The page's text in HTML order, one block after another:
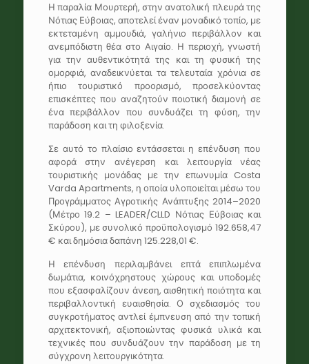
Η παραλία Μουρτερή, στην ανατολική πλευρά της
Νότιας Εύβοιας, αποτελεί έναν μοναδικό τοπίο, με
εκτεταμένη αμμουδιά, γαλήνιο περιβάλλον και
ανεμπόδιστη θέα στο Αιγαίο. Η περιοχή, γνωστή
για την αυθεντικότητά της και τη φυσική της
ομορφιά, αναδεικνύεται τα τελευταία χρόνια σε
ήπιο τουριστικό προορισμό, προσελκύοντας
επισκέπτες που αναζητούν ποιοτική διαμονή σε
ένα περιβάλλον που συνδυάζει τη φύση, την
παράδοση και τη φιλοξενία.
Σε αυτό το πλαίσιο εντάσσεται η επένδυση που
αφορά στην ανέγερση και λειτουργία νέας
τουριστικής μονάδας με την επωνυμία Costa
Varda Apartments, η οποία υλοποιείται μέσω του
Προγράμματος Αγροτικής Ανάπτυξης 2014–2020
(Μέτρο 19.2 – LEADER/CLLD Νότιας Εύβοιας και
Σκύρου), με συνολικό προϋπολογισμό 192.658,47
€ και δημόσια δαπάνη 125.228,01 €.
Η επένδυση περιλαμβάνει επτά επιπλωμένα
δωμάτια, κοινόχρηστους χώρους και υποδομές
που εξασφαλίζουν άνεση, αισθητική ποιότητα και
περιβαλλοντική ευαισθησία. Ο σχεδιασμός του
συγκροτήματος αντλεί έμπνευση από την τοπική
αρχιτεκτονική, αξιοποιώντας φυσικά υλικά και
τεχνικές που συνδυάζουν την παράδοση με τη
σύγχρονη λειτουργικότητα.